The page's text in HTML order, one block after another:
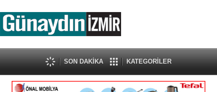
SON DAKİKA KATEGORİLER